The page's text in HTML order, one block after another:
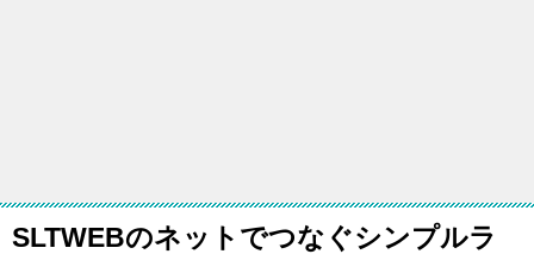
SLTWEBのネットでつなぐシンプルラ